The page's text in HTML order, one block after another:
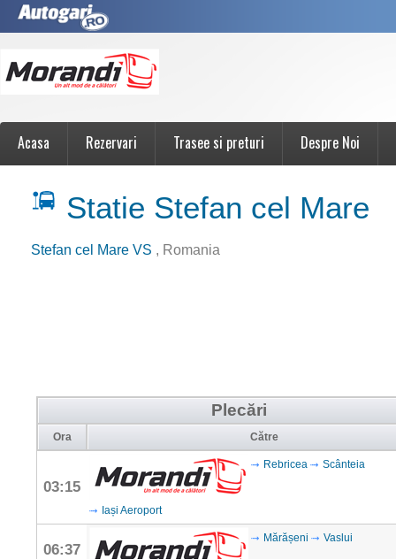
Acasa Rezervari Trasee si preturi Despre Noi
Statie Stefan cel Mare
Stefan cel Mare VS , Romania
Plecări
Ora Către
03:15
Rebricea Scânteia
Iași Aeroport
06:37
Mărășeni Vaslui